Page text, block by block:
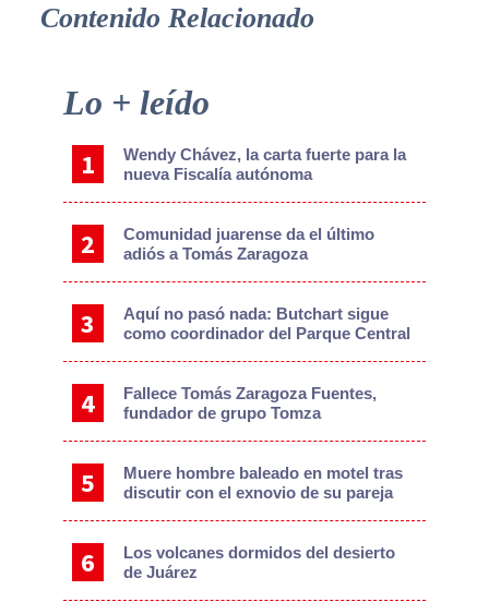
Contenido Relacionado
Primary
Sidebar
Lo + leído
Wendy Chávez, la carta fuerte para la
nueva Fiscalía autónoma
Comunidad juarense da el último
adiós a Tomás Zaragoza
Aquí no pasó nada: Butchart sigue
como coordinador del Parque Central
Fallece Tomás Zaragoza Fuentes,
fundador de grupo Tomza
Muere hombre baleado en motel tras
discutir con el exnovio de su pareja
Los volcanes dormidos del desierto
de Juárez